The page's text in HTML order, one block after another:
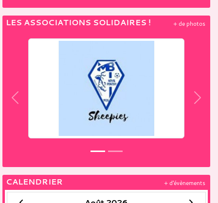
LES ASSOCIATIONS SOLIDAIRES !
Précedent
+ de photos
CALENDRIER
+ d'évènements